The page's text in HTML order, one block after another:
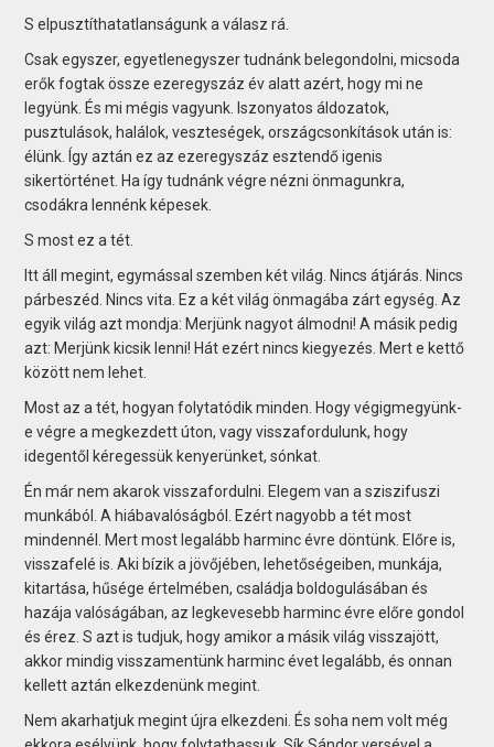
S elpusztíthatatlanságunk a válasz rá.
Csak egyszer, egyetlenegyszer tudnánk belegondolni, micsoda
erők fogtak össze ezeregyszáz év alatt azért, hogy mi ne
legyünk. És mi mégis vagyunk. Iszonyatos áldozatok,
pusztulások, halálok, veszteségek, országcsonkítások után is:
élünk. Így aztán ez az ezeregyszáz esztendő igenis
sikertörténet. Ha így tudnánk végre nézni önmagunkra,
csodákra lennénk képesek.
S most ez a tét.
Itt áll megint, egymással szemben két világ. Nincs átjárás. Nincs
párbeszéd. Nincs vita. Ez a két világ önmagába zárt egység. Az
egyik világ azt mondja: Merjünk nagyot álmodni! A másik pedig
azt: Merjünk kicsik lenni! Hát ezért nincs kiegyezés. Mert e kettő
között nem lehet.
Most az a tét, hogyan folytatódik minden. Hogy végigmegyünk-
e végre a megkezdett úton, vagy visszafordulunk, hogy
idegentől kéregessük kenyerünket, sónkat.
Én már nem akarok visszafordulni. Elegem van a sziszifuszi
munkából. A hiábavalóságból. Ezért nagyobb a tét most
mindennél. Mert most legalább harminc évre döntünk. Előre is,
visszafelé is. Aki bízik a jövőjében, lehetőségeiben, munkája,
kitartása, hűsége értelmében, családja boldogulásában és
hazája valóságában, az legkevesebb harminc évre előre gondol
és érez. S azt is tudjuk, hogy amikor a másik világ visszajött,
akkor mindig visszamentünk harminc évet legalább, és onnan
kellett aztán elkezdenünk megint.
Nem akarhatjuk megint újra elkezdeni. És soha nem volt még